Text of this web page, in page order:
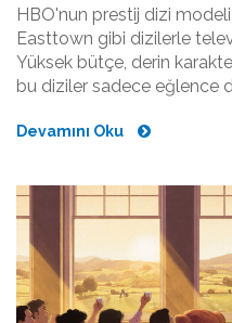
HBO'nun prestij dizi
Easttown gibi dizilerle
Yüksek bütçe, derin
bu diziler sadece eğlence
Devamını Oku